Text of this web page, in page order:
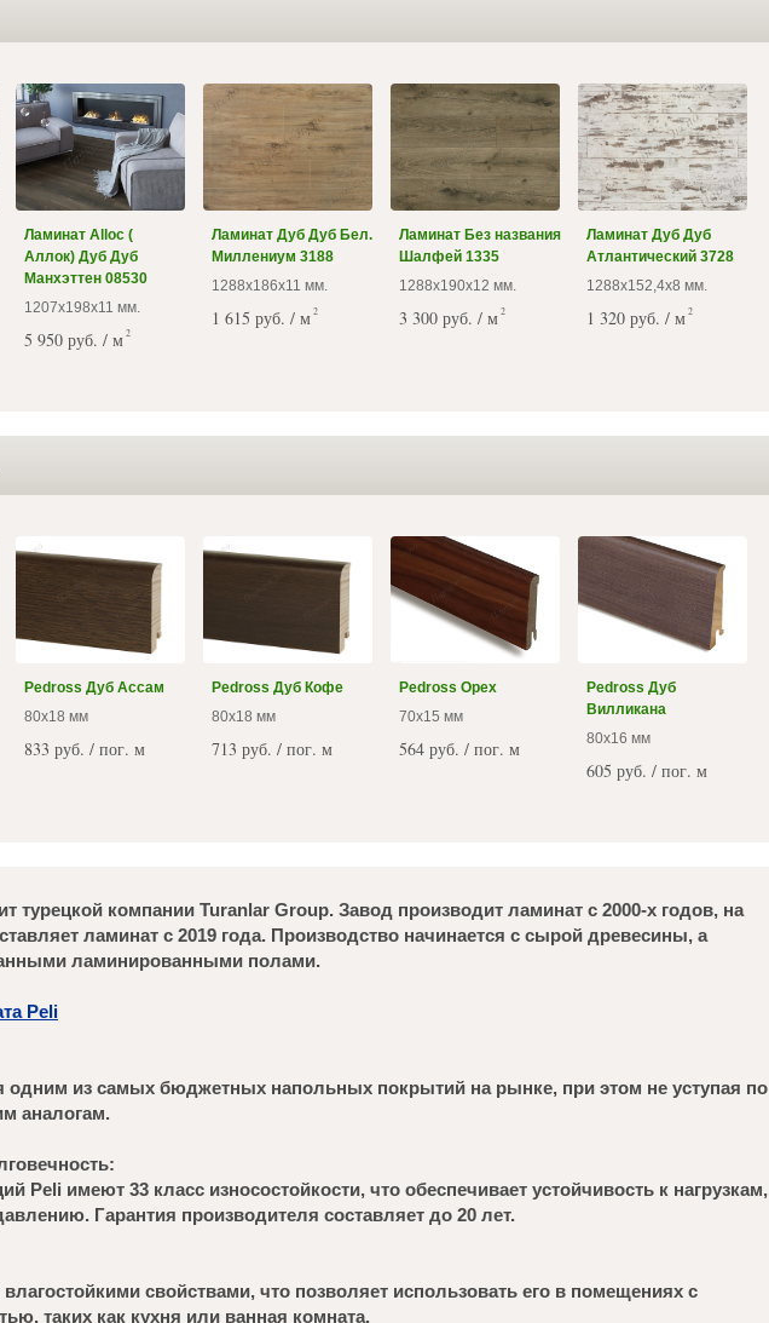
Ламинат Alloc (
Аллок) Дуб Дуб
Манхэттен 08530
1207х198х11 мм.
5 950 руб. / м 2
Ламинат Дуб Дуб Бел.
Миллениум 3188
1288х186х11 мм.
1 615 руб. / м 2
Ламинат Без названия
Шалфей 1335
1288х190х12 мм.
3 300 руб. / м 2
Ламинат Дуб Дуб
Атлантический 3728
1288х152,4х8 мм.
1 320 руб. / м 2
Pedross Дуб Ассам
80х18 мм
833 руб. / пог. м
Pedross Дуб Кофе
80х18 мм
713 руб. / пог. м
Pedross Орех
70x15 мм
564 руб. / пог. м
Pedross Дуб
Вилликана
80x16 мм
605 руб. / пог. м
турецкой компании Turanlar Group. Завод производит ламинат с 2000-х годов, на
ламинат с 2019 года. Производство начинается с сырой древесины, а
ламинированными полами.
Peli
одним из самых бюджетных напольных покрытий на рынке, при этом не уступая по
аналогам.
Peli имеют 33 класс износостойкости, что обеспечивает устойчивость к нагрузкам,
Гарантия производителя составляет до 20 лет.
свойствами, что позволяет использовать его в помещениях с
таких как кухня или ванная комната.